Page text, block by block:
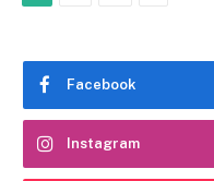
Facebook
Instagram